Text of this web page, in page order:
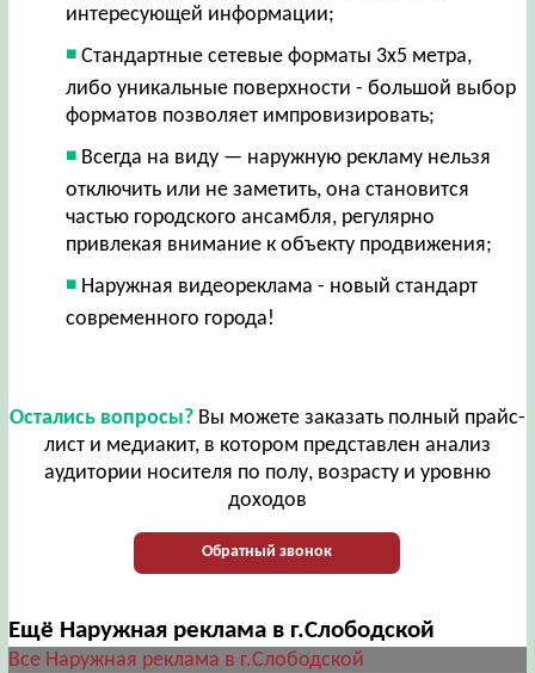
интересующей информации;
Стандартные сетевые форматы 3х5 метра,
либо уникальные поверхности - большой выбор
форматов позволяет импровизировать;
Всегда на виду — наружную рекламу нельзя
отключить или не заметить, она становится
частью городского ансамбля, регулярно
привлекая внимание к объекту продвижения;
Наружная видеореклама - новый стандарт
современного города!
Остались вопросы?Вы можете заказать полный прайс-
лист и медиакит, в котором представлен анализ
аудитории носителя по полу, возрасту и уровню
доходов
Обратный звонок
Ещё Наружная реклама в г.Слободской
Все Наружная реклама в г.Слободской